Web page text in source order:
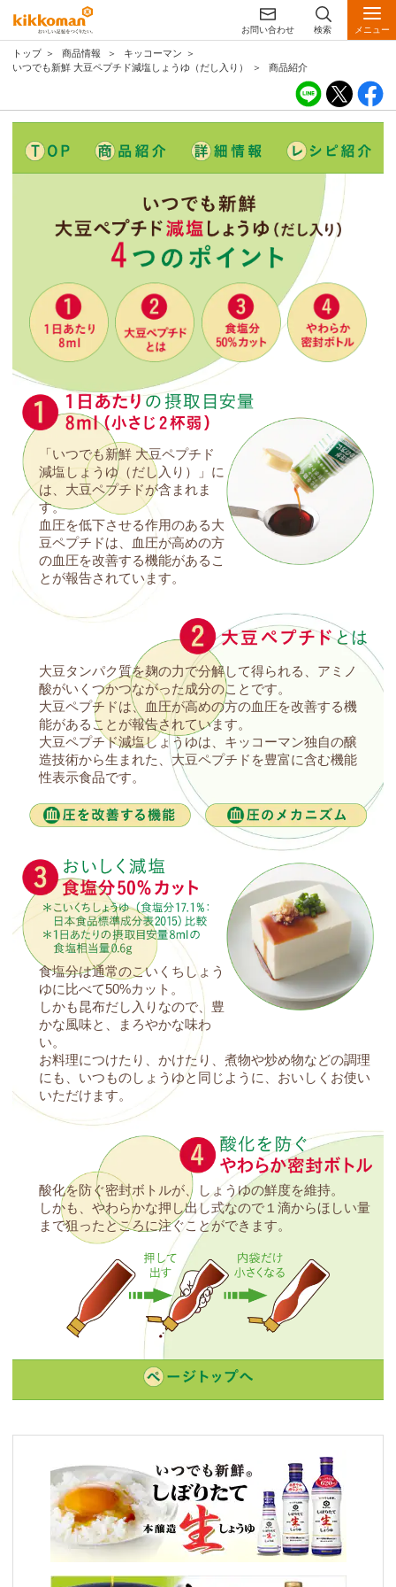
お問い合わせ 検索 メニュー
トップ 商品情報
キッコーマン
いつでも新鮮 大豆ペプチド減塩しょうゆ（だし入り）
商品紹介
「いつでも新鮮 大豆ペプチド
減塩しょうゆ（だし入り）」に
は、大豆ペプチドが含まれま
す。
血圧を低下させる作用のある大
豆ペプチドは、血圧が高めの方
の血圧を改善する機能があるこ
とが報告されています。
大豆タンパク質を麹の力で分解して得られる、アミノ
酸がいくつかつながった成分のことです。
大豆ペプチドは、血圧が高めの方の血圧を改善する機
能があることが報告されています。
大豆ペプチド減塩しょうゆは、キッコーマン独自の醸
造技術から生まれた、大豆ペプチドを豊富に含む機能
性表示食品です。
食塩分は通常のこいくちしょう
ゆに比べて50%カット。
しかも昆布だし入りなので、豊
かな風味と、まろやかな味わ
い。
お料理につけたり、かけたり、煮物や炒め物などの調理
にも、いつものしょうゆと同じように、おいしくお使い
いただけます。
酸化を防ぐ密封ボトルが、しょうゆの鮮度を維持。
しかも、やわらかな押し出し式なので１滴からほしい量
まで狙ったところに注ぐことができます。